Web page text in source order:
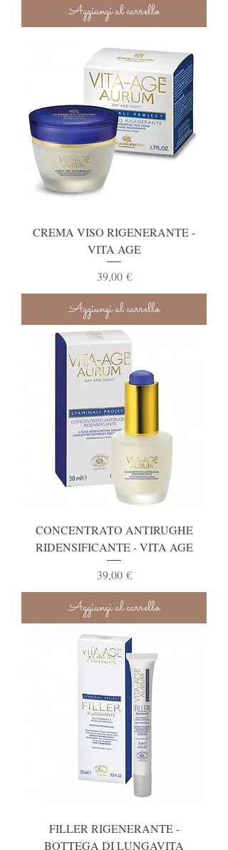
Aggiungi al carrello
CREMA VISO RIGENERANTE -
VITA AGE
Prezzo
39,00 €
Aggiungi al carrello
CONCENTRATO ANTIRUGHE
RIDENSIFICANTE - VITA AGE
Prezzo
39,00 €
Aggiungi al carrello
FILLER RIGENERANTE -
BOTTEGA DI LUNGAVITA